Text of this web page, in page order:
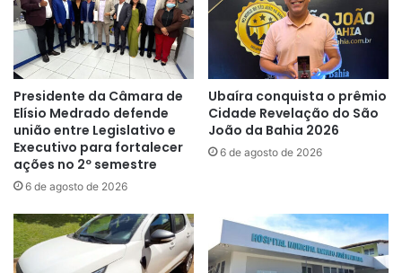
Presidente da Câmara de
Elísio Medrado defende
união entre Legislativo e
Executivo para fortalecer
ações no 2º semestre
6 de agosto de 2026
Ubaíra conquista o prêmio
Cidade Revelação do São
João da Bahia 2026
6 de agosto de 2026